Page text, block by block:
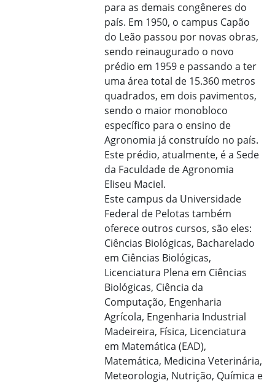
para as demais congêneres do
país. Em 1950, o campus Capão
do Leão passou por novas obras,
sendo reinaugurado o novo
prédio em 1959 e passando a ter
uma área total de 15.360 metros
quadrados, em dois pavimentos,
sendo o maior monobloco
específico para o ensino de
Agronomia já construído no país.
Este prédio, atualmente, é a Sede
da Faculdade de Agronomia
Eliseu Maciel.
Este campus da Universidade
Federal de Pelotas também
oferece outros cursos, são eles:
Ciências Biológicas, Bacharelado
em Ciências Biológicas,
Licenciatura Plena em Ciências
Biológicas, Ciência da
Computação, Engenharia
Agrícola, Engenharia Industrial
Madeireira, Física, Licenciatura
em Matemática (EAD),
Matemática, Medicina Veterinária,
Meteorologia, Nutrição, Química e